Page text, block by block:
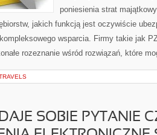
poniesienia strat
jakich funkcją jest oczywiście
wsparcia. Firmy takie jak
rozeznanie wśród rozwiązań, które
SOBIE PYTANIE